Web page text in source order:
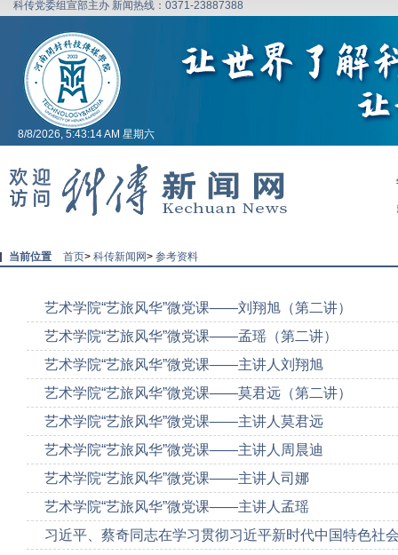
科传党委组宣部主办 新闻热线：0371-23887388
8/8/2026, 5:43:14 AM 星期六
当前位置 首页> 科传新闻网> 参考资料
艺术学院“艺旅风华”微党课——刘翔旭（第二讲）
艺术学院“艺旅风华”微党课——孟瑶（第二讲）
艺术学院“艺旅风华”微党课——主讲人刘翔旭
艺术学院“艺旅风华”微党课——莫君远（第二讲）
艺术学院“艺旅风华”微党课——主讲人莫君远
艺术学院“艺旅风华”微党课——主讲人周晨迪
艺术学院“艺旅风华”微党课——主讲人司娜
艺术学院“艺旅风华”微党课——主讲人孟瑶
习近平、蔡奇同志在学习贯彻习近平新时代中国特色社